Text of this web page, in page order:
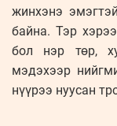
жинхэнэ
байна. Тэр
бол нэр төр,
мэдэхээр
нүүрээ нуусан